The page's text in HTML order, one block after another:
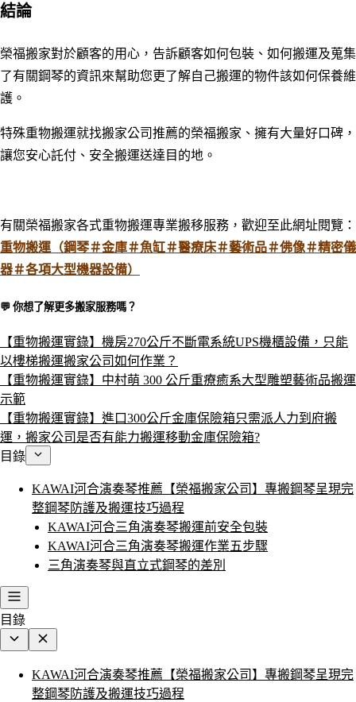
結論
榮福搬家對於顧客的用心，告訴顧客如何包裝、如何搬運及蒐集
了有關鋼琴的資訊來幫助您更了解自己搬運的物件該如何保養維
護。
特殊重物搬運就找搬家公司推薦的榮福搬家、擁有大量好口碑，
讓您安心託付、安全搬運送達目的地。
有關榮福搬家各式重物搬運專業搬移服務，歡迎至此網址閱覽：
重物搬運（鋼琴＃金庫＃魚缸＃醫療床＃藝術品＃佛像＃精密儀
器＃各項大型機器設備）
💬 你想了解更多搬家服務嗎？​
【重物搬運實錄】機房270公斤不斷電系統UPS機櫃設備，只能
以樓梯搬運搬家公司如何作業？
【重物搬運實錄】中村萌 300 公斤重療癒系大型雕塑藝術品搬運
示範
【重物搬運實錄】進口300公斤金庫保險箱只需派人力到府搬
運，搬家公司是否有能力搬運移動金庫保險箱?
目錄
KAWAI河合演奏琴推薦【榮福搬家公司】專搬鋼琴呈現完
整鋼琴防護及搬運技巧過程
KAWAI河合三角演奏琴搬運前安全包裝
KAWAI河合三角演奏琴搬運作業五步驟
三角演奏琴與直立式鋼琴的差別
目錄
KAWAI河合演奏琴推薦【榮福搬家公司】專搬鋼琴呈現完
整鋼琴防護及搬運技巧過程